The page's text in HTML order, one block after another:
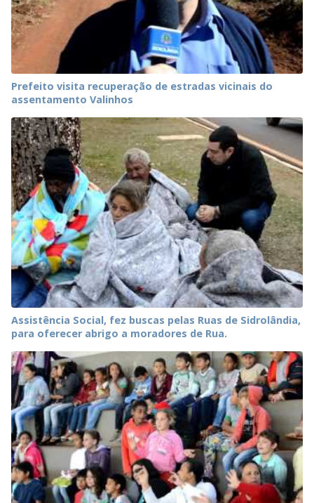
Prefeito visita recuperação de estradas vicinais do
assentamento Valinhos
Assistência Social, fez buscas pelas Ruas de Sidrolândia,
para oferecer abrigo a moradores de Rua.